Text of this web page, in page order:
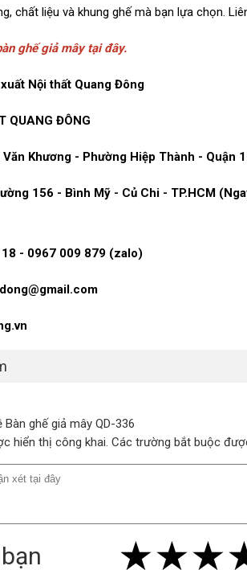
chất liệu và khung ghế mà bạn lựa chọn.
ghế giả mây tại đây.
Nội thất Quang Đông
QUANG ĐÔNG
Khương - Phường Hiệp Thành - Quận
156 - Bình Mỹ - Củ Chi - TP.HCM
- 0967 009 879 (zalo)
ghế giả mây QD-336
hiển thị công khai. Các trường bắt buộc
★
★★
★★★
★★★
★★★